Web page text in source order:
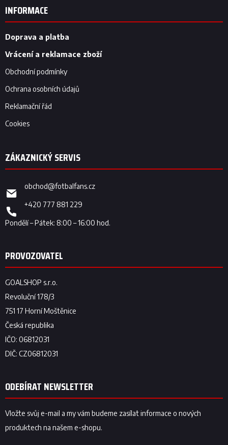
INFORMACE
Doprava a platba
Vrácení a reklamace zboží
Obchodní podmínky
Ochrana osobních údajů
Reklamační řád
Cookies
obchod@fotbalfans.cz
+420 777 881 229
ODEBÍRAT NEWSLETTER
Vložte svůj e-mail a my vám budeme zasílat informace o nových
produktech na našem e-shopu.